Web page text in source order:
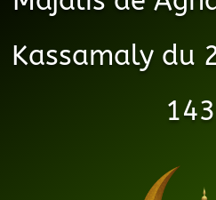
Kassamaly du